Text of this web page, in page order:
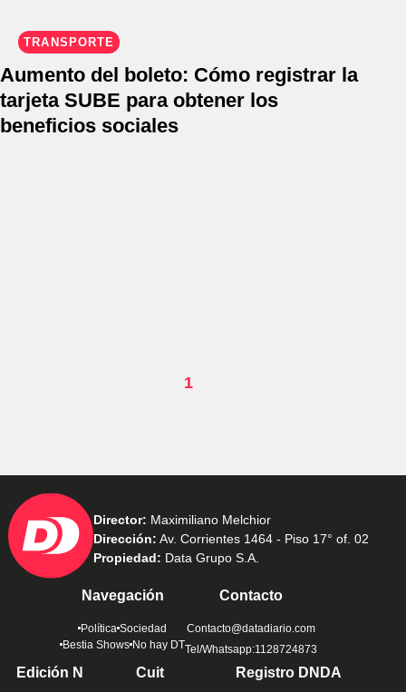
TRANSPORTE
Aumento del boleto: Cómo registrar la
tarjeta SUBE para obtener los
beneficios sociales
1
Director: Maximiliano Melchior
Dirección: Av. Corrientes 1464 - Piso 17° of. 02
Propiedad: Data Grupo S.A.
Navegación
Política Sociedad
Bestia Shows No hay DT
Contacto
Contacto@datadiario.com
Tel/Whatsapp:1128724873
Edición N Cuit Registro DNDA